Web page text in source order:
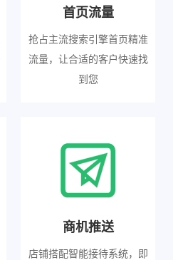
首页流量
抢占主流搜索引擎首页精准
流量，让合适的客户快速找
到您
商机推送
店铺搭配智能接待系统，即